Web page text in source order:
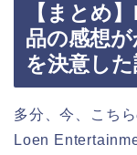
【まとめ
品の感想
を決意した
多分、今、こち
Loen